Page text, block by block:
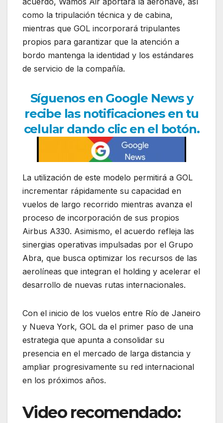
como la tripulación técnica y de cabina,
mientras que GOL incorporará tripulantes
propios para garantizar que la atención a
bordo mantenga la identidad y los estándares
de servicio de la compañía.
Síguenos en Google News y
recibe las notificaciones en tu
celular dando clic en el botón.
La utilización de este modelo permitirá a GOL
incrementar rápidamente su capacidad en
vuelos de largo recorrido mientras avanza el
proceso de incorporación de sus propios
Airbus A330. Asimismo, el acuerdo refleja las
sinergias operativas impulsadas por el Grupo
Abra, que busca optimizar los recursos de las
aerolíneas que integran el holding y acelerar el
desarrollo de nuevas rutas internacionales.
Con el inicio de los vuelos entre Río de Janeiro
y Nueva York, GOL da el primer paso de una
estrategia que apunta a consolidar su
presencia en el mercado de larga distancia y
ampliar progresivamente su red internacional
en los próximos años.
Video recomendado: